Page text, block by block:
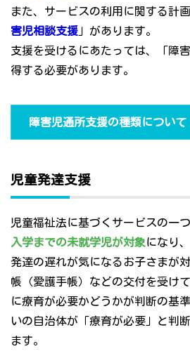
また、サービスの利用に関する計
害児相談支援 」があります。
支援を受けるにあたっては、「障
得する必要があります。
障害児通所支援の種類について
児童発達支援
児童福祉法に基づくサービスの一つ
入学までの未就学児が対象になり
発達の遅れが気になるお子さまが
帳（愛護手帳）などの交付を受け
に療育が必要かどうかが判断の基
いの自治体が「療育が必要」と判
ます。